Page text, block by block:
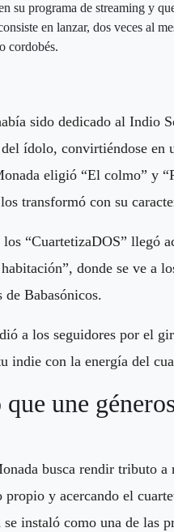
su programa de streaming y
en lanzar, dos veces al
cordobés.
sido dedicado al Indio
ídolo, convirtiéndose en
eligió “El colmo” y
transformó con su
los “CuartetizaDOS” llegó
donde se ve a
de Babasónicos.
a los seguidores por el
indie con la energía del
une
busca rendir tributo a
propio y acercando el
instaló como una de las